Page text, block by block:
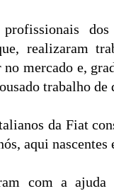
realizaram
mercado e,
trabalho de
da Fiat
aqui nascentes
com a ajuda